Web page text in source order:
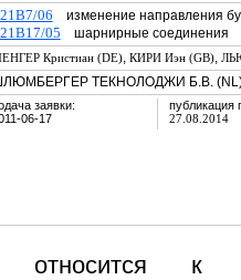
06 изменение направления
05 шарнирные соединения
Кристиан (DE), КИРИ Иэн (GB),
ТЕКНОЛОДЖИ Б.В.
заявки:
06-17
публикация
27.08.2014
относится к